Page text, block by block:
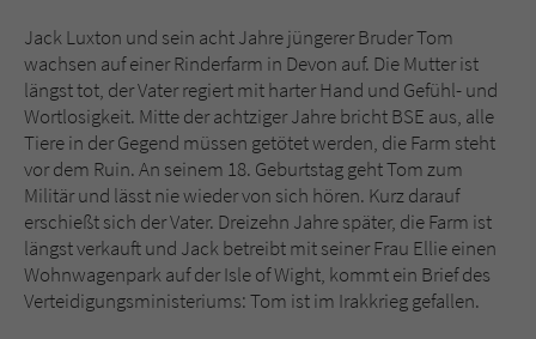
Jack Luxton und sein acht Jahre jüngerer Bruder Tom
wachsen auf einer Rinderfarm in Devon auf. Die Mutter ist
längst tot, der Vater regiert mit harter Hand und Gefühl- und
Wortlosigkeit. Mitte der achtziger Jahre bricht BSE aus, alle
Tiere in der Gegend müssen getötet werden, die Farm steht
vor dem Ruin. An seinem 18. Geburtstag geht Tom zum
Militär und lässt nie wieder von sich hören. Kurz darauf
erschießt sich der Vater. Dreizehn Jahre später, die Farm ist
längst verkauft und Jack betreibt mit seiner Frau Ellie einen
Wohnwagenpark auf der Isle of Wight, kommt ein Brief des
Verteidigungsministeriums: Tom ist im Irakkrieg gefallen.